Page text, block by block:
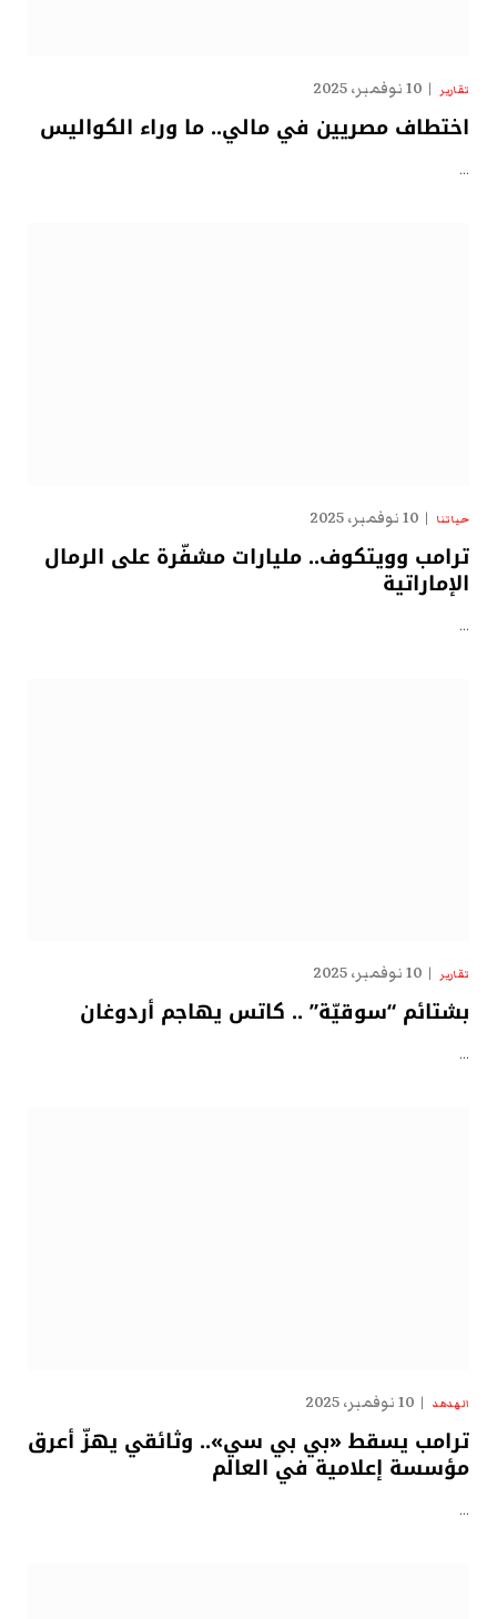
تقارير 10 نوفمبر، 2025
اختطاف مصريين في مالي.. ما وراء الكواليس
…
حياتنا 10 نوفمبر، 2025
ترامب وويتكوف.. مليارات مشفّرة على الرمال
الإماراتية
…
تقارير 10 نوفمبر، 2025
بشتائم “سوقيّة” .. كاتس يهاجم أردوغان
…
الهدهد 10 نوفمبر، 2025
ترامب يسقط «بي بي سي».. وثائقي يهزّ أعرق
مؤسسة إعلامية في العالم
…